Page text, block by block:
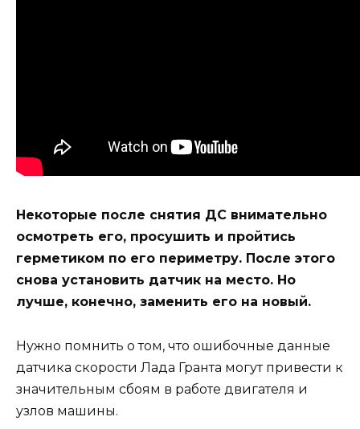
Некоторые после снятия ДС внимательно
осмотреть его, просушить и пройтись
герметиком по его периметру. После этого
снова установить датчик на место. Но
лучше, конечно, заменить его на новый.
Нужно помнить о том, что ошибочные данные
датчика скорости Лада Гранта могут привести к
значительным сбоям в работе двигателя и
узлов машины.